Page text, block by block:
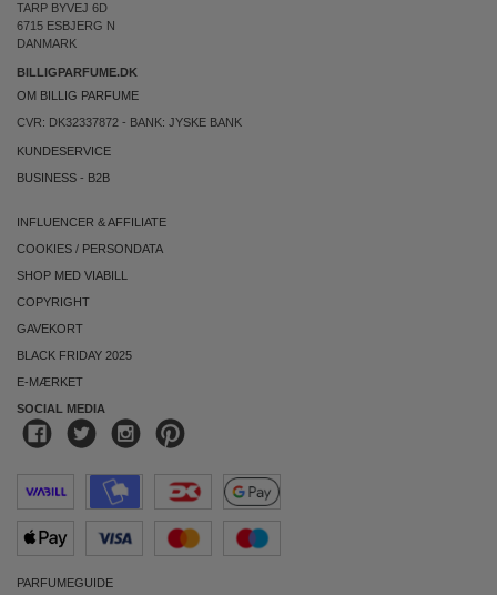
TARP BYVEJ 6D
6715 ESBJERG N
DANMARK
BILLIGPARFUME.DK
OM BILLIG PARFUME
CVR: DK32337872 - BANK: JYSKE BANK
KUNDESERVICE
BUSINESS - B2B
INFLUENCER & AFFILIATE
COOKIES / PERSONDATA
SHOP MED VIABILL
COPYRIGHT
GAVEKORT
BLACK FRIDAY 2025
E-MÆRKET
SOCIAL MEDIA
PARFUMEGUIDE